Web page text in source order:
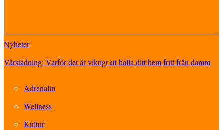
Nyheter
Vårstädning: Varför det är viktigt att hålla ditt hem fritt från damm
Adrenalin
Wellness
Kultur